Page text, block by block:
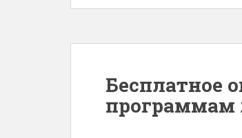
Бесплатное
программам